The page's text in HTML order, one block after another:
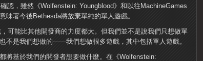
認，雖然《Wolfenstein: Youngblood》和以往MachineGames
味著今後Bethesda將放棄單純的單人遊戲。
可能比其他開發商的力度都大。但我們並不是說我們只想做單
不是我們想做的——我們想做很多遊戲，其中包括單人遊戲。
將基於我們的開發者想要做什麼。在《Wolfenstein: